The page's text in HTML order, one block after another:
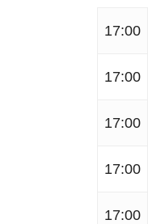
17:00
17:00
17:00
17:00
17:00